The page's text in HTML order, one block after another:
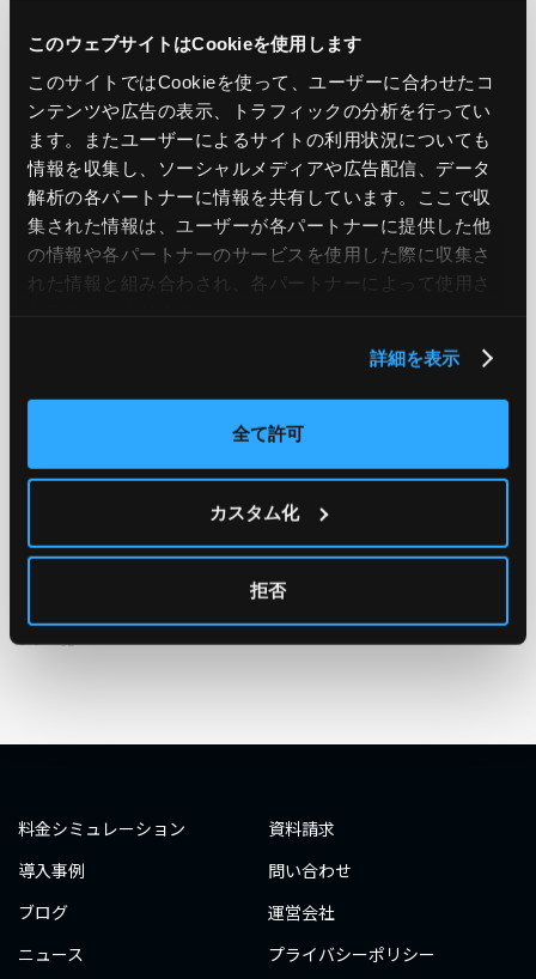
このウェブサイトはCookieを使用します
このサイトではCookieを使って、ユーザーに合わせたコ
ンテンツや広告の表示、トラフィックの分析を行ってい
ます。またユーザーによるサイトの利用状況についても
情報を収集し、ソーシャルメディアや広告配信、データ
解析の各パートナーに情報を共有しています。ここで収
集された情報は、ユーザーが各パートナーに提供した他
の情報や各パートナーのサービスを使用した際に収集さ
れた情報と組み合わされ、各パートナーによって使用さ
詳細を表示
全て許可
カスタム化
拒否
PREV NEXT
BACK TO LIST
CATEGORY
#AWS re:Invent 2019
#○○してみた
#自動化 #エンジニア
#エンジニア
タグ一覧へ
料金シミュレーション
導入事例
ブログ
ニュース
資料請求
問い合わせ
運営会社
プライバシーポリシー